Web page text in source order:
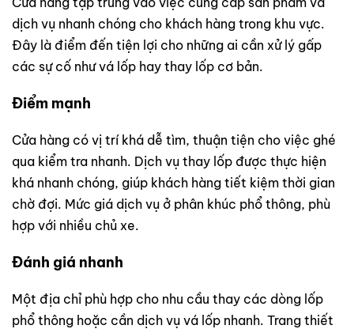
dịch vụ nhanh chóng cho khách hàng trong khu vực.
Đây là điểm đến tiện lợi cho những ai cần xử lý gấp
các sự cố như vá lốp hay thay lốp cơ bản.
Điểm mạnh
Cửa hàng có vị trí khá dễ tìm, thuận tiện cho việc ghé
qua kiểm tra nhanh. Dịch vụ thay lốp được thực hiện
khá nhanh chóng, giúp khách hàng tiết kiệm thời gian
chờ đợi. Mức giá dịch vụ ở phân khúc phổ thông, phù
hợp với nhiều chủ xe.
Đánh giá nhanh
Một địa chỉ phù hợp cho nhu cầu thay các dòng lốp
phổ thông hoặc cần dịch vụ vá lốp nhanh. Trang thiết